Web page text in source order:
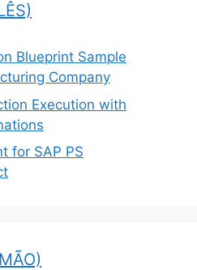
Blueprint Sample
Company
Execution with
for SAP PS